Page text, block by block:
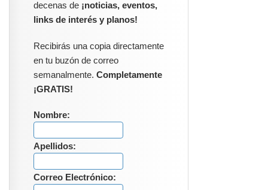
decenas de ¡noticias, eventos,
links de interés y planos!
Recibirás una copia directamente
en tu buzón de correo
semanalmente. Completamente
¡GRATIS!
Nombre:
Apellidos:
Correo Electrónico: